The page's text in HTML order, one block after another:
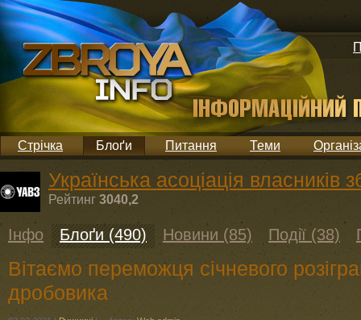
Стрічка Блоґи Питання Теми
Українська асоціація власників
Рейтинг 3040,2
Інфо Блоґи (490) Новини (85) Події (38)
Вітаємо переможця січневого
дробовика